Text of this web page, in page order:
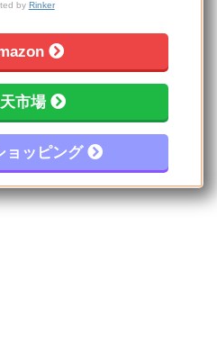
by Rinker
市場
ョッピング